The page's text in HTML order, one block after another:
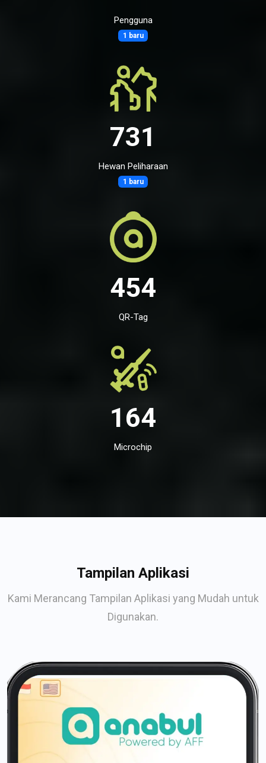
Pengguna
1 baru
731
Hewan Peliharaan
1 baru
454
QR-Tag
164
Microchip
Tampilan Aplikasi
Kami Merancang Tampilan Aplikasi yang Mudah untuk
Digunakan.